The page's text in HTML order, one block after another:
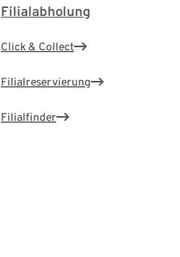
Filialabholung
Click & Collect
Filialreservierung
Filialfinder